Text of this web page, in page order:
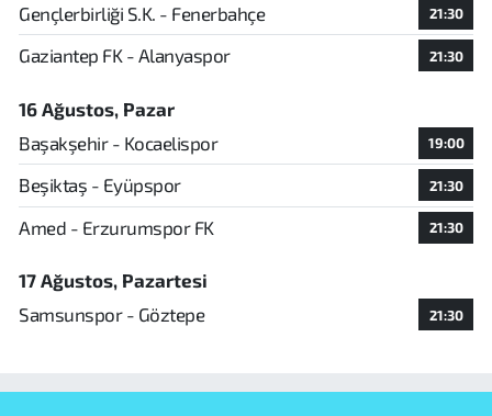
Gençlerbirliği S.K. - Fenerbahçe 21:30
Gaziantep FK - Alanyaspor 21:30
16 Ağustos, Pazar
Başakşehir - Kocaelispor
19:00
Beşiktaş - Eyüpspor 21:30
Amed - Erzurumspor FK 21:30
17 Ağustos, Pazartesi
Samsunspor - Göztepe
21:30